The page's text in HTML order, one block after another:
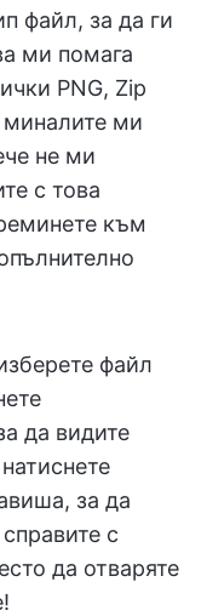
файл, за да ги
ми помага
PNG, Zip
миналите ми
не ми
с това
към
файл
да видите
за да
с
да отваряте